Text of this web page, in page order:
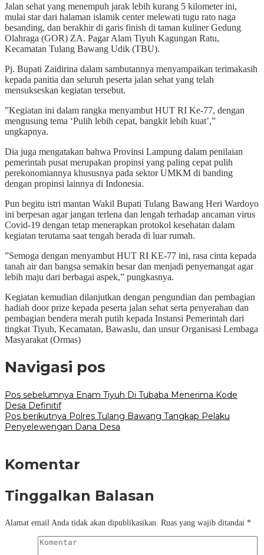
Jalan sehat yang menempuh jarak lebih kurang 5 kilometer ini,
mulai star dari halaman islamik center melewati tugu rato naga
besanding, dan berakhir di garis finish di taman kuliner Gedung
Olahraga (GOR) ZA. Pagar Alam Tiyuh Kagungan Ratu,
Kecamatan Tulang Bawang Udik (TBU).
Pj. Bupati Zaidirina dalam sambutannya menyampaikan terimakasih
kepada panitia dan seluruh peserta jalan sehat yang telah
mensukseskan kegiatan tersebut.
”Kegiatan ini dalam rangka menyambut HUT RI Ke-77, dengan
mengusung tema ‘Pulih lebih cepat, bangkit lebih kuat’,”
ungkapnya.
Dia juga mengatakan bahwa Provinsi Lampung dalam penilaian
pemerintah pusat merupakan propinsi yang paling cepat pulih
perekonomiannya khususnya pada sektor UMKM di banding
dengan propinsi lainnya di Indonesia.
Pun begitu istri mantan Wakil Bupati Tulang Bawang Heri Wardoyo
ini berpesan agar jangan terlena dan lengah terhadap ancaman virus
Covid-19 dengan tetap menerapkan protokol kesehatan dalam
kegiatan terutama saat tengah berada di luar rumah.
”Semoga dengan menyambut HUT RI KE-77 ini, rasa cinta kepada
tanah air dan bangsa semakin besar dan menjadi penyemangat agar
lebih maju dari berbagai aspek,” pungkasnya.
Kegiatan kemudian dilanjutkan dengan pengundian dan pembagian
hadiah door prize kepada peserta jalan sehat serta penyerahan dan
pembagian bendera merah putih kepada Instansi Pemerintah dari
tingkat Tiyuh, Kecamatan, Bawaslu, dan unsur Organisasi Lembaga
Masyarakat (Ormas)
Navigasi pos
Pos sebelumnya Enam Tiyuh Di Tubaba Menerima Kode
Desa Definitif
Pos berikutnya Polres Tulang Bawang Tangkap Pelaku
Penyelewengan Dana Desa
Komentar
Tinggalkan Balasan
Alamat email Anda tidak akan dipublikasikan. Ruas yang wajib ditandai *